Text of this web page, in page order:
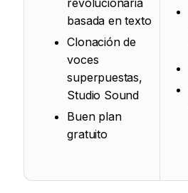
basada en texto
Clonación de
voces
superpuestas,
Studio Sound
Buen plan
gratuito